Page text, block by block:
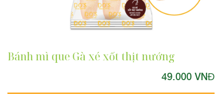
Bánh mì que Gà xé xốt thịt nướng
49.000 VNĐ